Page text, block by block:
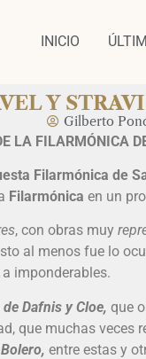
INICIO
Y
Gilberto
LA FILARMÓNICA
Filarmónica de
Filarmónica en un
, con obras muy
al menos fue lo
imponderables.
Dafnis y Cloe, que
que muchas veces
entre estas y